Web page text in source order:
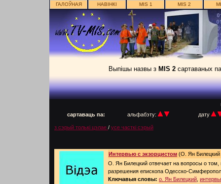
ГАЛОЎНАЯ НАВІНКІ MIS 1 MIS 2
Выпішы назвы з MIS 2 сартаваных
сартаваць па:
альфабэту: дату
з сэрый толькі цэлае / усе часткі сэрый
Интервью с экзорцистом (О. Ян Билецкий
О. Ян Билецкий отвечает на вопросы о
разрешения епископа Одесско-
Ключавыя словы: о. Ян Билецкий